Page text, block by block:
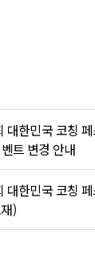
대한민국 코칭
트 변경 안내
대한민국 코칭
)